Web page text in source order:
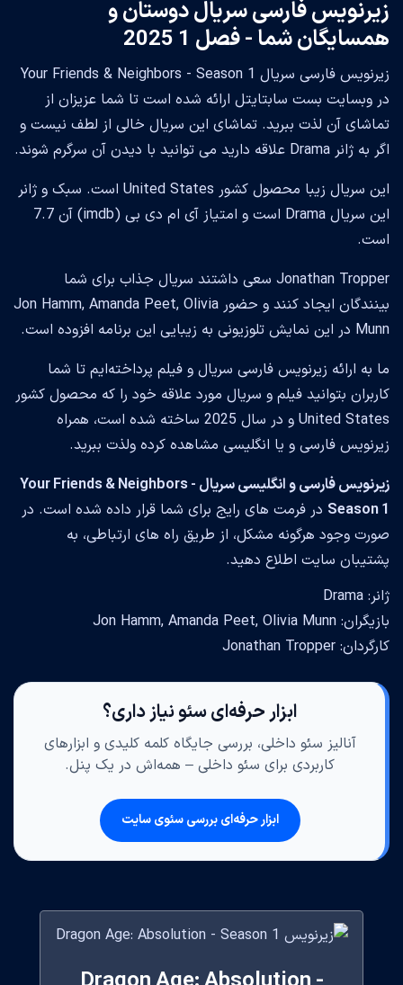
زیرنویس فارسی سریال دوستان و
همسایگان شما - فصل 1 2025
زیرنویس فارسی سریال Your Friends & Neighbors - Season 1
در وبسایت بست سابتایتل ارائه شده است تا شما عزیزان از
تماشای آن لذت ببرید. تماشای این سریال خالی از لطف نیست و
اگر به ژانر Drama علاقه دارید می توانید با دیدن آن سرگرم شوند.
این سریال زیبا محصول کشور United States است. سبک و ژانر
این سریال Drama است و امتیاز آی ام دی بی (imdb) آن 7.7
است.
Jonathan Tropper سعی داشتند سریال جذاب برای شما
بینندگان ایجاد کنند و حضور Jon Hamm, Amanda Peet, Olivia
Munn در این نمایش تلوزیونی به زیبایی این برنامه افزوده است.
ما به ارائه زیرنویس فارسی سریال و فیلم پرداخته‌ایم تا شما
کاربران بتوانید فیلم و سریال مورد علاقه خود را که محصول کشور
United States و در سال 2025 ساخته شده است، همراه
زیرنویس فارسی و یا انگلیسی مشاهده کرده ولذت ببرید.
زیرنویس فارسی و انگلیسی سریال Your Friends & Neighbors -
Season 1 در فرمت های رایج برای شما قرار داده شده است. در
صورت وجود هرگونه مشکل، از طریق راه های ارتباطی، به
پشتیبان سایت اطلاع دهید.
ژانر: Drama
بازیگران: Jon Hamm, Amanda Peet, Olivia Munn
کارگردان: Jonathan Tropper
ابزار حرفه‌ای سئو نیاز داری؟
آنالیز سئو داخلی، بررسی جایگاه کلمه کلیدی و ابزارهای
کاربردی برای سئو داخلی – همه‌اش در یک پنل.
ابزار حرفه‌ای بررسی سئوی سایت